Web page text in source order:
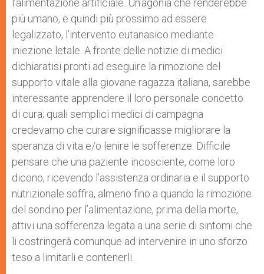
l’alimentazione artificiale. Un’agonia che renderebbe
più umano, e quindi più prossimo ad essere
legalizzato, l’intervento eutanasico mediante
iniezione letale. A fronte delle notizie di medici
dichiaratisi pronti ad eseguire la rimozione del
supporto vitale alla giovane ragazza italiana, sarebbe
interessante apprendere il loro personale concetto
di cura; quali semplici medici di campagna
credevamo che curare significasse migliorare la
speranza di vita e/o lenire le sofferenze. Difficile
pensare che una paziente incosciente, come loro
dicono, ricevendo l’assistenza ordinaria e il supporto
nutrizionale soffra, almeno fino a quando la rimozione
del sondino per l’alimentazione, prima della morte,
attivi una sofferenza legata a una serie di sintomi che
li costringerà comunque ad intervenire in uno sforzo
teso a limitarli e contenerli.